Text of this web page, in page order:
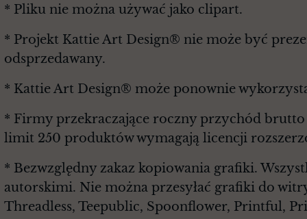
* Pliku nie można używać jako clipart.
* Projekt Kattie Art Design® nie może być
odsprzedawany.
* Kattie Art Design® może ponownie
* Firmy przekraczające roczny przychód
limit 250 produktów wymagają licencji
* Bezwzględny zakaz kopiowania grafiki.
autorskimi. Nie można przesyłać grafiki do
Threadless, Teepublic, Spoonflower, Printful,